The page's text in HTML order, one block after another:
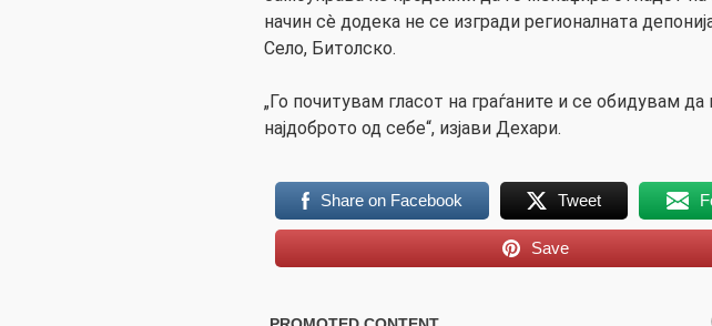
начин сè додека не се изгради регионалната
Село, Битолско.
„Го почитувам гласот на граѓаните и се обидувам
најдоброто од себе“, изјави Дехари.
Share on Facebook Tweet
Save